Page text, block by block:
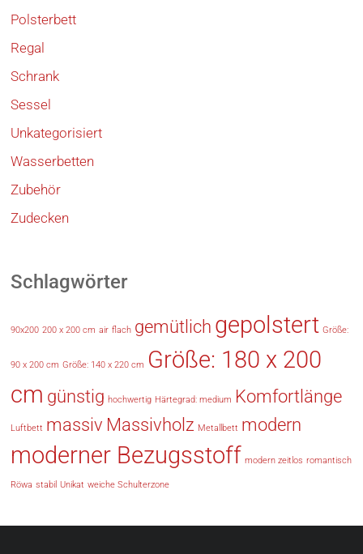
Polsterbett
Regal
Schrank
Sessel
Unkategorisiert
Wasserbetten
Zubehör
Zudecken
Schlagwörter
90x200 200 x 200 cm air flach gemütlich gepolstert Größe:
90 x 200 cm Größe: 140 x 220 cm Größe: 180 x 200
cm günstig hochwertig Härtegrad: medium Komfortlänge
Luftbett massiv Massivholz Metallbett modern
moderner Bezugsstoff modern zeitlos romantisch
Röwa stabil Unikat weiche Schulterzone